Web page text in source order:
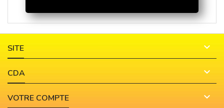
SITE 
CDA 
VOTRE COMPTE 